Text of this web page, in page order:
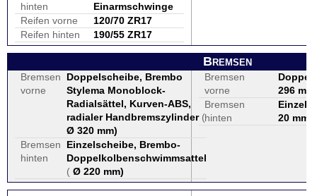
hinten
Einarmschwinge
Reifen vorne
120/70 ZR17
Reifen hinten
190/55 ZR17
Bremsen
Bremsen
vorne
Doppelscheibe, Brembo
Stylema Monoblock-
Radialsättel, Kurven-ABS,
radialer Handbremszylinder(
Ø 320 mm)
Bremsen
hinten
Einzelscheibe, Brembo-
Doppelkolbenschwimmsattel
( Ø 220 mm)
Bremsen
vorne
296 mm
Bremsen
hinten
20 mm